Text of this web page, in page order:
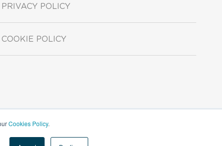
Cookies Policy.
PRIVACY POLICY
COOKIE POLICY